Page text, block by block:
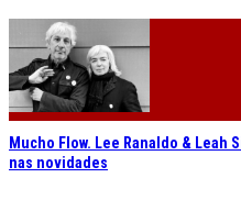
Mucho Flow. Lee Ranaldo & Leah
nas novidades